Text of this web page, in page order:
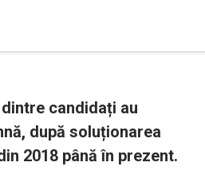
candidați au
după soluționarea
2018 până în prezent.